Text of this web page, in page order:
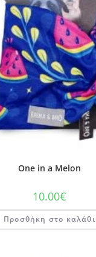
One in a Melon
10.00€
Προσθήκη στο καλάθι